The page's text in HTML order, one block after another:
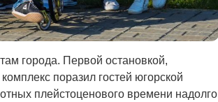
города. Первой остановкой,
поразил гостей югорской
плейстоценового времени надолго